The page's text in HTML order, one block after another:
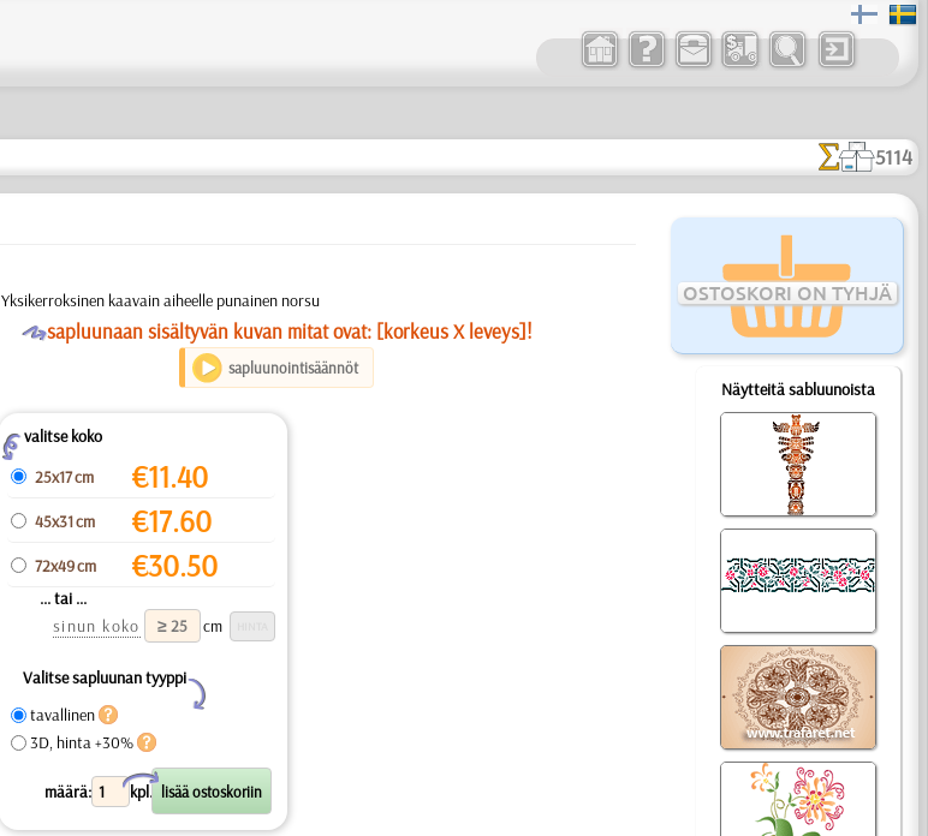
5114
OSTOSKORI ON TYHJÄ
Näytteitä sabluunoista
Yksikerroksinen kaavain aiheelle punainen norsu
Osapluunaan sisältyvän kuvan mitat ovat: [korkeus X leveys]!
sapluunointisäännöt
Zvalitse koko
25x17 cm
€11.40
45x31 cm €17.60
72x49 cm €30.50
... tai ...
sinun koko
cm
Valitse sapluunan tyyppi
Y
tavallinen
3D, hinta +30%
määrä: kpl.
X